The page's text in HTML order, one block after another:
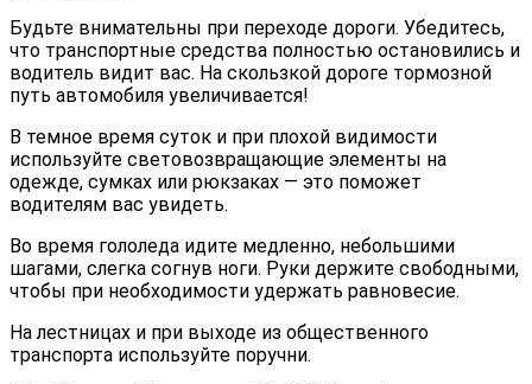
Будьте внимательны при переходе дороги. Убедитесь,
что транспортные средства полностью остановились и
водитель видит вас. На скользкой дороге тормозной
путь автомобиля увеличивается!
В темное время суток и при плохой видимости
используйте световозвращающие элементы на
одежде, сумках или рюкзаках — это поможет
водителям вас увидеть.
Во время гололеда идите медленно, небольшими
шагами, слегка согнув ноги. Руки держите свободными,
чтобы при необходимости удержать равновесие.
На лестницах и при выходе из общественного
транспорта используйте поручни.